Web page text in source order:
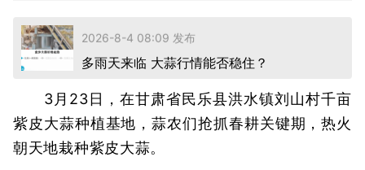
多雨天来临 大蒜行情能否稳住？
昨天 19:03 发布
3月23日，在甘肃省民乐县洪水镇刘山村千亩
紫皮大蒜种植基地，蒜农们抢抓春耕关键期，热火
朝天地栽种紫皮大蒜。